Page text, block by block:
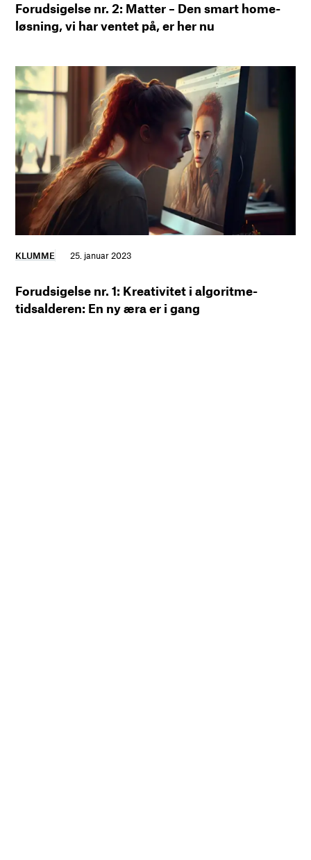
Forudsigelse nr. 2: Matter – Den smart home-
løsning, vi har ventet på, er her nu
KLUMME 25. januar 2023
Forudsigelse nr. 1: Kreativitet i algoritme-
tidsalderen: En ny æra er i gang